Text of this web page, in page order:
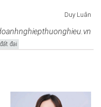
Duy Luân
đai